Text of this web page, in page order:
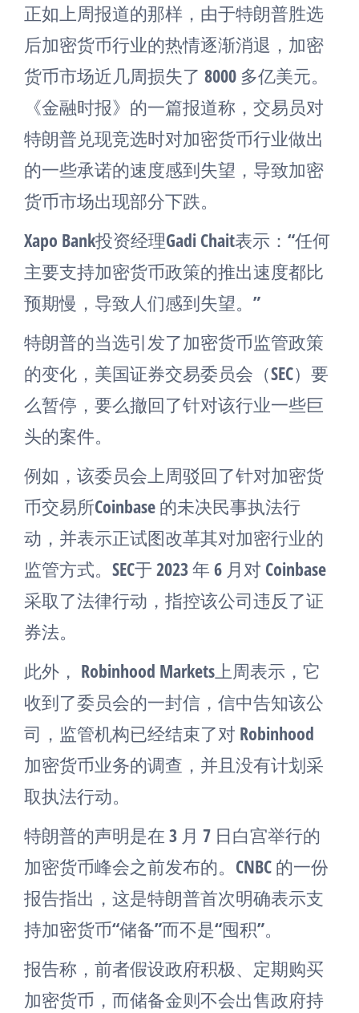
正如上周报道的那样，由于特朗普胜选
后加密货币行业的热情逐渐消退，加密
货币市场近几周损失了 8000 多亿美元。
《金融时报》的一篇报道称，交易员对
特朗普兑现竞选时对加密货币行业做出
的一些承诺的速度感到失望，导致加密
货币市场出现部分下跌。
Xapo Bank投资经理Gadi Chait表示：“任何
主要支持加密货币政策的推出速度都比
预期慢，导致人们感到失望。”
特朗普的当选引发了加密货币监管政策
的变化，美国证券交易委员会（SEC）要
么暂停，要么撤回了针对该行业一些巨
头的案件。
例如，该委员会上周驳回了针对加密货
币交易所Coinbase 的未决民事执法行
动，并表示正试图改革其对加密行业的
监管方式。SEC于 2023 年 6 月对 Coinbase
采取了法律行动，指控该公司违反了证
券法。
此外， Robinhood Markets上周表示，它
收到了委员会的一封信，信中告知该公
司，监管机构已经结束了对 Robinhood
加密货币业务的调查，并且没有计划采
取执法行动。
特朗普的声明是在 3 月 7 日白宫举行的
加密货币峰会之前发布的。CNBC 的一份
报告指出，这是特朗普首次明确表示支
持加密货币“储备”而不是“囤积”。
报告称，前者假设政府积极、定期购买
加密货币，而储备金则不会出售政府持